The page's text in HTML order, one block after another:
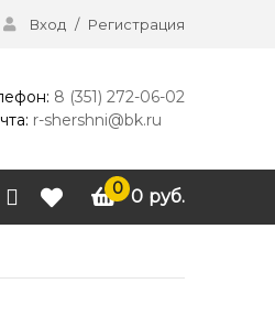
Вход / Регистрация
8 (351) 272-06-02
r-shershni@bk.ru
0 0 руб.